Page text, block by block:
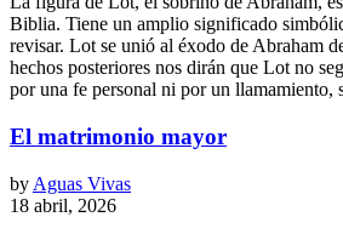
Biblia. Tiene un amplio significado
revisar. Lot se unió al éxodo de Abraham
hechos posteriores nos dirán que Lot no
por una fe personal ni por un
El matrimonio mayor
by Aguas Vivas
18 abril, 2026